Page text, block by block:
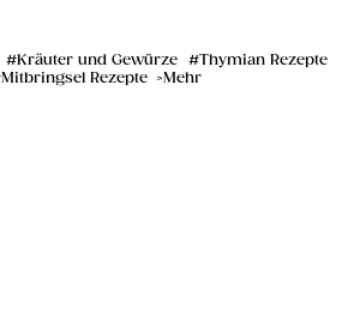
Kräuter und Gewürze
Thymian Rezepte
Mitbringsel Rezepte Mehr